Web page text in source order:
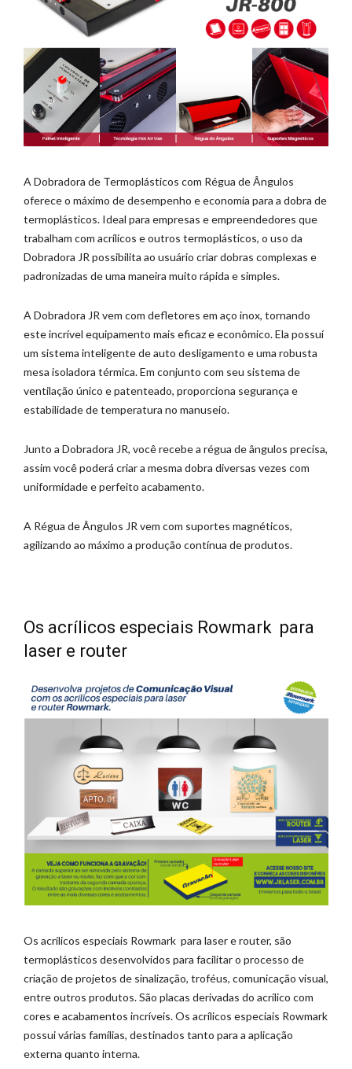
A Dobradora de Termoplásticos com Régua de Ângulos
oferece o máximo de desempenho e economia para a dobra de
termoplásticos. Ideal para empresas e empreendedores que
trabalham com acrílicos e outros termoplásticos, o uso da
Dobradora JR possibilita ao usuário criar dobras complexas e
padronizadas de uma maneira muito rápida e simples.
A Dobradora JR vem com defletores em aço inox, tornando
este incrível equipamento mais eficaz e econômico. Ela possuí
um sistema inteligente de auto desligamento e uma robusta
mesa isoladora térmica. Em conjunto com seu sistema de
ventilação único e patenteado, proporciona segurança e
estabilidade de temperatura no manuseio.
Junto a Dobradora JR, você recebe a régua de ângulos precisa,
assim você poderá criar a mesma dobra diversas vezes com
uniformidade e perfeito acabamento.
A Régua de Ângulos JR vem com suportes magnéticos,
agilizando ao máximo a produção contínua de produtos.
Os acrílicos especiais Rowmark para
laser e router
Os acrílicos especiais Rowmark para laser e router, são
termoplásticos desenvolvidos para facilitar o processo de
criação de projetos de sinalização, troféus, comunicação visual,
entre outros produtos. São placas derivadas do acrílico com
cores e acabamentos incríveis. Os acrílicos especiais Rowmark
possui várias famílias, destinados tanto para a aplicação
externa quanto interna.